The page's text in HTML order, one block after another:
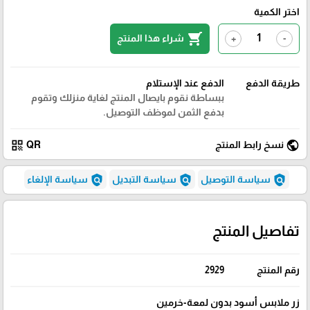
اختر الكمية
-
+
shopping_cart شراء هذا المنتج
طريقة الدفع
الدفع عند الإستلام
ببساطة نقوم بايصال المنتج لغاية منزلك وتقوم
بدفع الثمن لموظف التوصيل.
public نسخ رابط المنتج QR
qr_code
policy سياسة التوصيل policy سياسة التبديل policy سياسة الإلغاء
تفاصيل المنتج
رقم المنتج 2929
زر ملابس أسود بدون لمعة-خرمين